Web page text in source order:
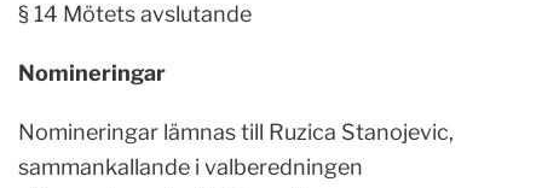
§ 14 Mötets avslutande
Nomineringar
Nomineringar lämnas till Ruzica Stanojevic,
sammankallande i valberedningen